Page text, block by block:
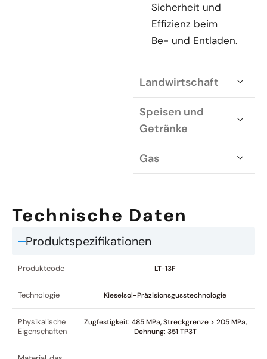
Sicherheit und
Effizienz beim
Be- und Entladen.
Landwirtschaft
Speisen und
Getränke
Gas
Technische Daten
Produktspezifikationen
Produktcode LT-13F
Technologie Kieselsol-Präzisionsgusstechnologie
Physikalische
Eigenschaften
Zugfestigkeit: 485 MPa, Streckgrenze > 205 MPa,
Dehnung: 351 TP3T